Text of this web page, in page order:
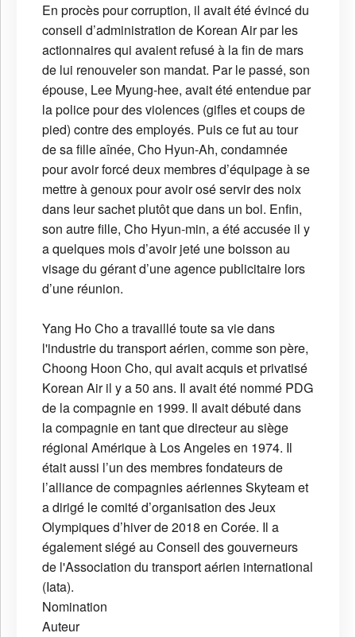
En procès pour corruption, il avait été évincé du
conseil d’administration de Korean Air par les
actionnaires qui avaient refusé à la fin de mars
de lui renouveler son mandat. Par le passé, son
épouse, Lee Myung-hee, avait été entendue par
la police pour des violences (gifles et coups de
pied) contre des employés. Puis ce fut au tour
de sa fille aînée, Cho Hyun-Ah, condamnée
pour avoir forcé deux membres d’équipage à se
mettre à genoux pour avoir osé servir des noix
dans leur sachet plutôt que dans un bol. Enfin,
son autre fille, Cho Hyun-min, a été accusée il y
a quelques mois d’avoir jeté une boisson au
visage du gérant d’une agence publicitaire lors
d’une réunion.
Yang Ho Cho a travaillé toute sa vie dans
l'industrie du transport aérien, comme son père,
Choong Hoon Cho, qui avait acquis et privatisé
Korean Air il y a 50 ans. Il avait été nommé PDG
de la compagnie en 1999. Il avait débuté dans
la compagnie en tant que directeur au siège
régional Amérique à Los Angeles en 1974. Il
était aussi l’un des membres fondateurs de
l’alliance de compagnies aériennes Skyteam et
a dirigé le comité d’organisation des Jeux
Olympiques d’hiver de 2018 en Corée. Il a
également siégé au Conseil des gouverneurs
de l'Association du transport aérien international
(Iata).
Nomination
Auteur